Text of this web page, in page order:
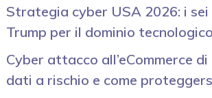
Strategia cyber USA 2026: i
Trump per il dominio
Cyber attacco all’eCommerce
dati a rischio e come